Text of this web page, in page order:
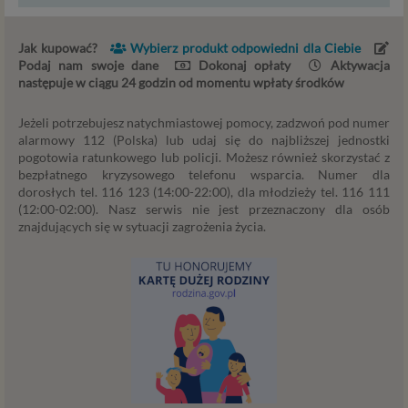
Jak kupować?
Wybierz produkt odpowiedni dla Ciebie
Podaj nam swoje dane
Dokonaj opłaty
Aktywacja
następuje w ciągu 24 godzin od momentu wpłaty środków
Jeżeli potrzebujesz natychmiastowej pomocy, zadzwoń pod numer
alarmowy 112 (Polska) lub udaj się do najbliższej jednostki
pogotowia ratunkowego lub policji. Możesz również skorzystać z
bezpłatnego kryzysowego telefonu wsparcia. Numer dla
dorosłych tel. 116 123 (14:00-22:00), dla młodzieży tel. 116 111
(12:00-02:00). Nasz serwis nie jest przeznaczony dla osób
znajdujących się w sytuacji zagrożenia życia.
usłudze oferowanej przez Psychoradę. Dane osobowe
mogą być zapisywane w plikach cookies lub podobnych
technologiach (np. local storage) instalowanych przez nas
urządzeniach, których używasz podczas korzystania z
naszych usług.
Podstawa i cel przetwarzania
Przetwarzanie danych osobowych wymaga podstawy
prawnej. RODO przewiduje kilka rodzajów takich
przypadkach korzystania z naszych usług wystąpią, co do
Niezbędność przetwarzania do zawarcia lub
wykonania umowy, której jesteś stroną. Umowa to,
w naszym przypadku, regulamin serwisu i
informacje na stronach ofertowych danej usługi.
Jeśli zatem zawieramy z Tobą umowę o realizację